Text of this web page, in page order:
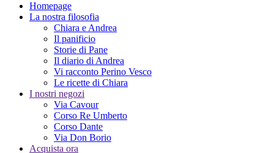
Homepage
La nostra filosofia
Chiara e Andrea
Il panificio
Storie di Pane
Il diario di Andrea
Vi racconto Perino Vesco
Le ricette di Chiara
I nostri negozi
Via Cavour
Corso Re Umberto
Corso Dante
Via Don Borio
Acquista ora